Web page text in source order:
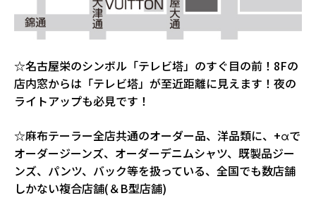
☆名古屋栄のシンボル「テレビ塔」のすぐ目の前！8Fの
店内窓からは「テレビ塔」が至近距離に見えます！夜の
ライトアップも必見です！
☆麻布テーラー全店共通のオーダー品、洋品類に、+αで
オーダージーンズ、オーダーデニムシャツ、既製品ジー
ンズ、パンツ、バック等を扱っている、全国でも数店舗
しかない複合店舗(＆B型店舗)